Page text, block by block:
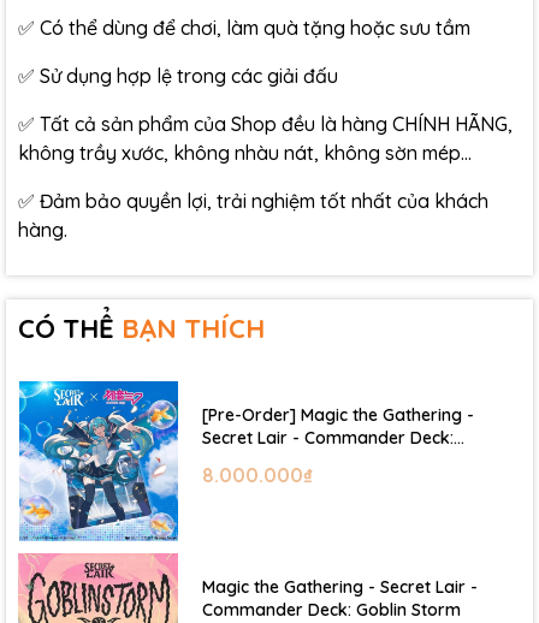
✅ Có thể dùng để chơi, làm quà tặng hoặc sưu tầm
✅ Sử dụng hợp lệ trong các giải đấu
✅ Tất cả sản phẩm của Shop đều là hàng CHÍNH HÃNG,
không trầy xước, không nhàu nát, không sờn mép…
✅ Đảm bảo quyền lợi, trải nghiệm tốt nhất của khách
hàng.
CÓ THỂ BẠN THÍCH
[Pre-Order] Magic the Gathering -
Secret Lair - Commander Deck:
8.000.000₫
Magic the Gathering - Secret Lair -
Commander Deck: Goblin Storm